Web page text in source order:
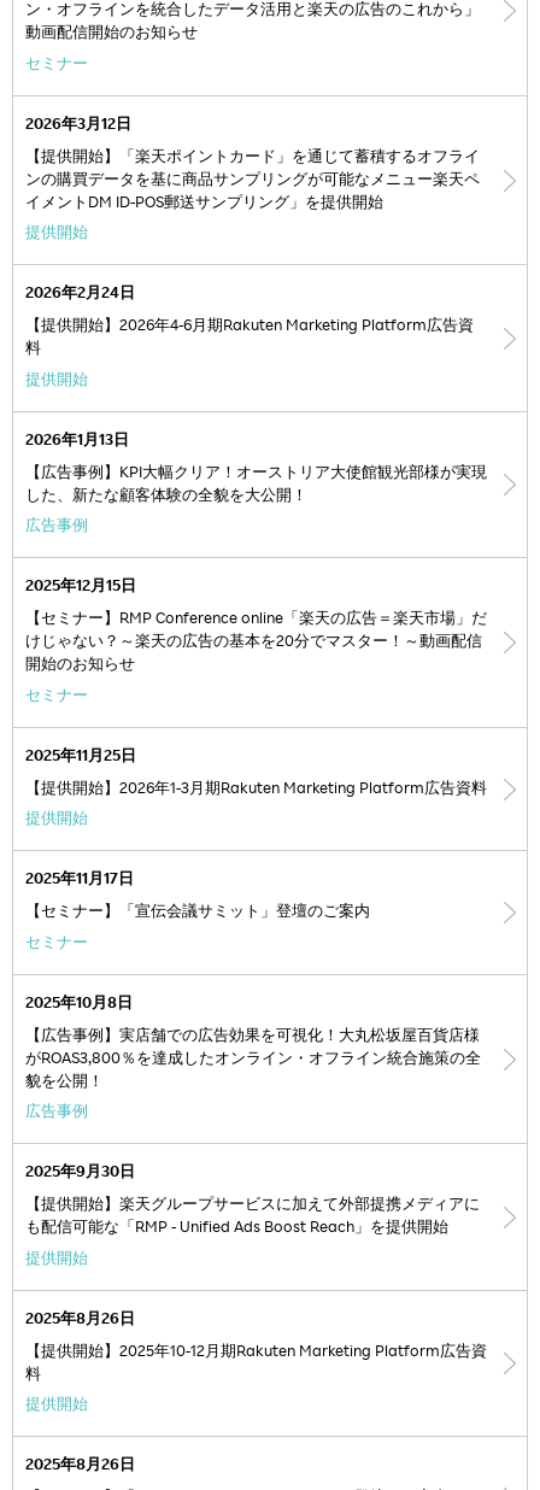
ン・オフラインを統合したデータ活用と楽天の広告のこれから」
動画配信開始のお知らせ
セミナー
2026年3月12日
【提供開始】「楽天ポイントカード」を通じて蓄積するオフライ
ンの購買データを基に商品サンプリングが可能なメニュー楽天ペ
イメントDM ID-POS郵送サンプリング」を提供開始
提供開始
2026年2月24日
【提供開始】2026年4-6月期Rakuten Marketing Platform広告資
料
提供開始
2026年1月13日
【広告事例】KPI大幅クリア！オーストリア大使館観光部様が実現
した、新たな顧客体験の全貌を大公開！
広告事例
2025年12月15日
【セミナー】RMP Conference online「楽天の広告＝楽天市場」だ
けじゃない？～楽天の広告の基本を20分でマスター！～動画配信
開始のお知らせ
セミナー
2025年11月25日
【提供開始】2026年1-3月期Rakuten Marketing Platform広告資料
提供開始
2025年11月17日
【セミナー】「宣伝会議サミット」登壇のご案内
セミナー
2025年10月8日
【広告事例】実店舗での広告効果を可視化！大丸松坂屋百貨店様
がROAS3,800％を達成したオンライン・オフライン統合施策の全
貌を公開！
広告事例
2025年9月30日
【提供開始】楽天グループサービスに加えて外部提携メディアに
も配信可能な「RMP - Unified Ads Boost Reach」を提供開始
提供開始
2025年8月26日
【提供開始】2025年10-12月期Rakuten Marketing Platform広告資
料
提供開始
2025年8月26日